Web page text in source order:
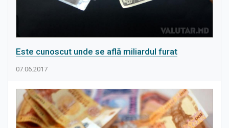
Este cunoscut unde se află miliardul furat
07.06.2017